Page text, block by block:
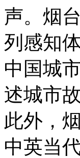
声。烟
列感知
中国城
述城市故
此外，
中英当